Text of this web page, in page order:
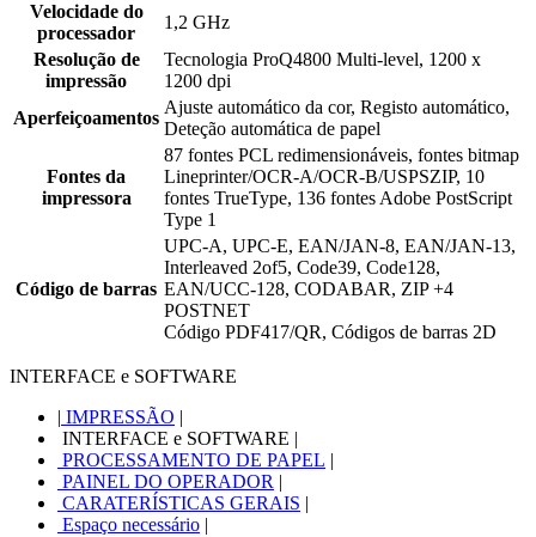
Velocidade do
processador
1,2 GHz
Resolução de
impressão
Tecnologia ProQ4800 Multi-level, 1200 x
1200 dpi
Aperfeiçoamentos
Ajuste automático da cor, Registo automático,
Deteção automática de papel
Fontes da
impressora
87 fontes PCL redimensionáveis, fontes bitmap
Lineprinter/OCR-A/OCR-B/USPSZIP, 10
fontes TrueType, 136 fontes Adobe PostScript
Type 1
Código de barras
UPC-A, UPC-E, EAN/JAN-8, EAN/JAN-13,
Interleaved 2of5, Code39, Code128,
EAN/UCC-128, CODABAR, ZIP +4
POSTNET
Código PDF417/QR, Códigos de barras 2D
INTERFACE e SOFTWARE
| IMPRESSÃO |
INTERFACE e SOFTWARE |
PROCESSAMENTO DE PAPEL |
PAINEL DO OPERADOR |
CARATERÍSTICAS GERAIS |
Espaço necessário |